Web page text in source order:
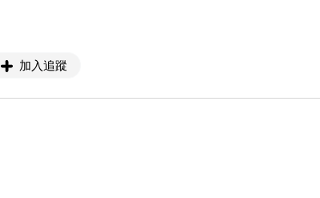
加入追蹤